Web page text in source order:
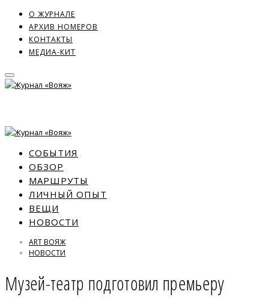
О ЖУРНАЛЕ
АРХИВ НОМЕРОВ
КОНТАКТЫ
МЕДИА-КИТ
СОБЫТИЯ
ОБЗОР
МАРШРУТЫ
ЛИЧНЫЙ ОПЫТ
ВЕЩИ
НОВОСТИ
ART ВОЯЖ
НОВОСТИ
Музей-театр подготовил премьеру